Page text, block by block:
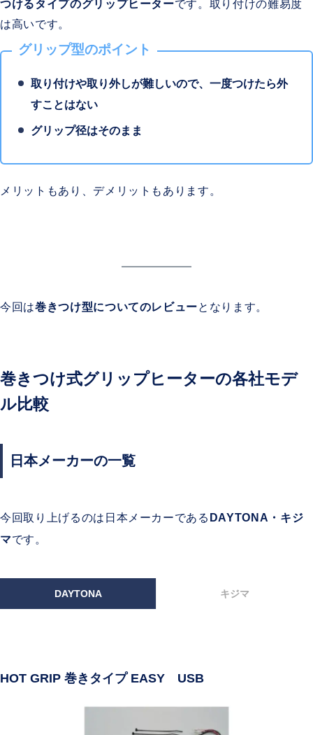
つけるタイプのグリップヒーターです。取り付けの難易度
は高いです。
グリップ型のポイント
取り付けや取り外しが難しいので、一度つけたら外
すことはない
グリップ径はそのまま
メリットもあり、デメリットもあります。
今回は巻きつけ型についてのレビューとなります。
巻きつけ式グリップヒーターの各社モデ
ル比較
日本メーカーの一覧
今回取り上げるのは日本メーカーである DAYTONA・キジ
マです。
DAYTONA キジマ
HOT GRIP 巻きタイプ EASY USB